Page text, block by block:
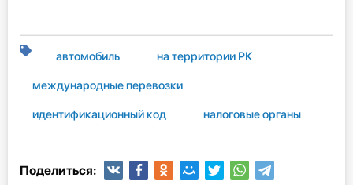
автомобиль на территории РК
международные перевозки
идентификационный код налоговые органы
Поделиться: